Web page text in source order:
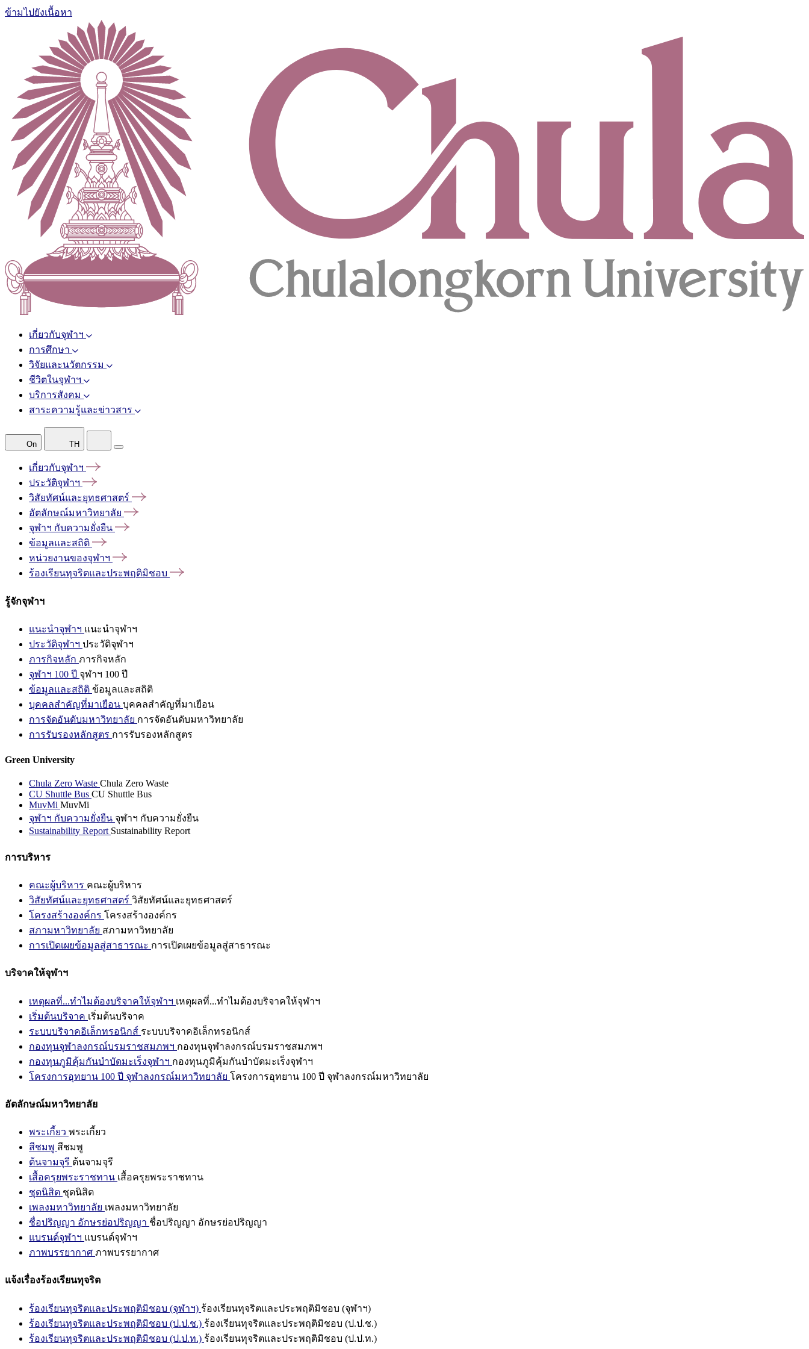
ข้ามไปยังเนื้อหา
เกี่ยวกับจุฬาฯ
การศึกษา
วิจัยและนวัตกรรม
ชีวิตในจุฬาฯ
บริการสังคม
สาระความรู้และข่าวสาร
On TH
เกี่ยวกับจุฬาฯ
ประวัติจุฬาฯ
วิสัยทัศน์และยุทธศาสตร์
อัตลักษณ์มหาวิทยาลัย
จุฬาฯ กับความยั่งยืน
ข้อมูลและสถิติ
หน่วยงานของจุฬาฯ
ร้องเรียนทุจริตและประพฤติมิชอบ
รู้จักจุฬาฯ
แนะนำจุฬาฯ แนะนำจุฬาฯ
ประวัติจุฬาฯ ประวัติจุฬาฯ
ภารกิจหลัก ภารกิจหลัก
จุฬาฯ 100 ปี จุฬาฯ 100 ปี
ข้อมูลและสถิติ ข้อมูลและสถิติ
บุคคลสำคัญที่มาเยือน บุคคลสำคัญที่มาเยือน
การจัดอันดับมหาวิทยาลัย การจัดอันดับมหาวิทยาลัย
การรับรองหลักสูตร การรับรองหลักสูตร
Green University
Chula Zero Waste Chula Zero Waste
CU Shuttle Bus CU Shuttle Bus
MuvMi MuvMi
จุฬาฯ กับความยั่งยืน จุฬาฯ กับความยั่งยืน
Sustainability Report Sustainability Report
การบริหาร
คณะผู้บริหาร คณะผู้บริหาร
วิสัยทัศน์และยุทธศาสตร์ วิสัยทัศน์และยุทธศาสตร์
โครงสร้างองค์กร โครงสร้างองค์กร
สภามหาวิทยาลัย สภามหาวิทยาลัย
การเปิดเผยข้อมูลสู่สาธารณะ การเปิดเผยข้อมูลสู่สาธารณะ
บริจาคให้จุฬาฯ
เหตุผลที่...ทำไมต้องบริจาคให้จุฬาฯ เหตุผลที่...ทำไมต้องบริจาคให้จุฬาฯ
เริ่มต้นบริจาค เริ่มต้นบริจาค
ระบบบริจาคอิเล็กทรอนิกส์ ระบบบริจาคอิเล็กทรอนิกส์
กองทุนจุฬาลงกรณ์บรมราชสมภพฯ กองทุนจุฬาลงกรณ์บรมราชสมภพฯ
กองทุนภูมิคุ้มกันบำบัดมะเร็งจุฬาฯ กองทุนภูมิคุ้มกันบำบัดมะเร็งจุฬาฯ
โครงการอุทยาน 100 ปี จุฬาลงกรณ์มหาวิทยาลัย โครงการอุทยาน 100 ปี จุฬาลงกรณ์มหาวิทยาลัย
อัตลักษณ์มหาวิทยาลัย
พระเกี้ยว พระเกี้ยว
สีชมพู สีชมพู
ต้นจามจุรี ต้นจามจุรี
เสื้อครุยพระราชทาน เสื้อครุยพระราชทาน
ชุดนิสิต ชุดนิสิต
เพลงมหาวิทยาลัย เพลงมหาวิทยาลัย
ชื่อปริญญา อักษรย่อปริญญา ชื่อปริญญา อักษรย่อปริญญา
แบรนด์จุฬาฯ แบรนด์จุฬาฯ
ภาพบรรยากาศ ภาพบรรยากาศ
แจ้งเรื่องร้องเรียนทุจริต
ร้องเรียนทุจริตและประพฤติมิชอบ (จุฬาฯ) ร้องเรียนทุจริตและประพฤติมิชอบ (จุฬาฯ)
ร้องเรียนทุจริตและประพฤติมิชอบ (ป.ป.ช.) ร้องเรียนทุจริตและประพฤติมิชอบ (ป.ป.ช.)
ร้องเรียนทุจริตและประพฤติมิชอบ (ป.ป.ท.) ร้องเรียนทุจริตและประพฤติมิชอบ (ป.ป.ท.)